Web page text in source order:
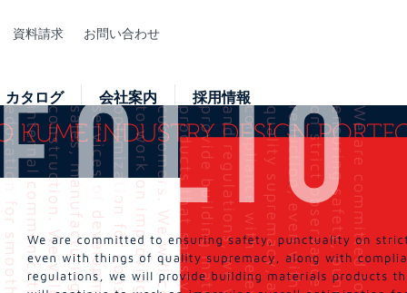
資料請求 お問い合わせ
カタログ 会社案内 採用情報